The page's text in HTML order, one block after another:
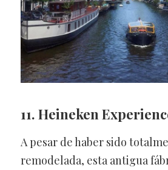
11. Heineken
A pesar de haber sido
remodelada, esta antigua